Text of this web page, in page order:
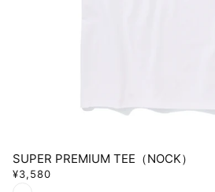
SUPER PREMIUM TEE（NOCK）
¥3,580